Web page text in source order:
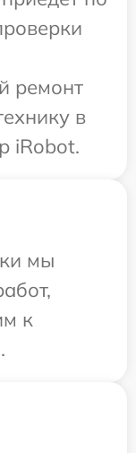
ремонт
в
iRobot.
мы
к